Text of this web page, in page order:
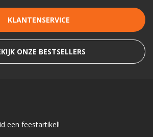
KLANTENSERVICE
ONZE BESTSELLERS
een feestartikel!